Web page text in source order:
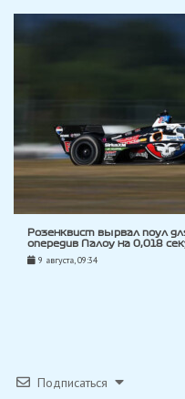
Розенквист вырвал поул
опередив Палоу на 0,018
9 августа, 09:34
Подписаться